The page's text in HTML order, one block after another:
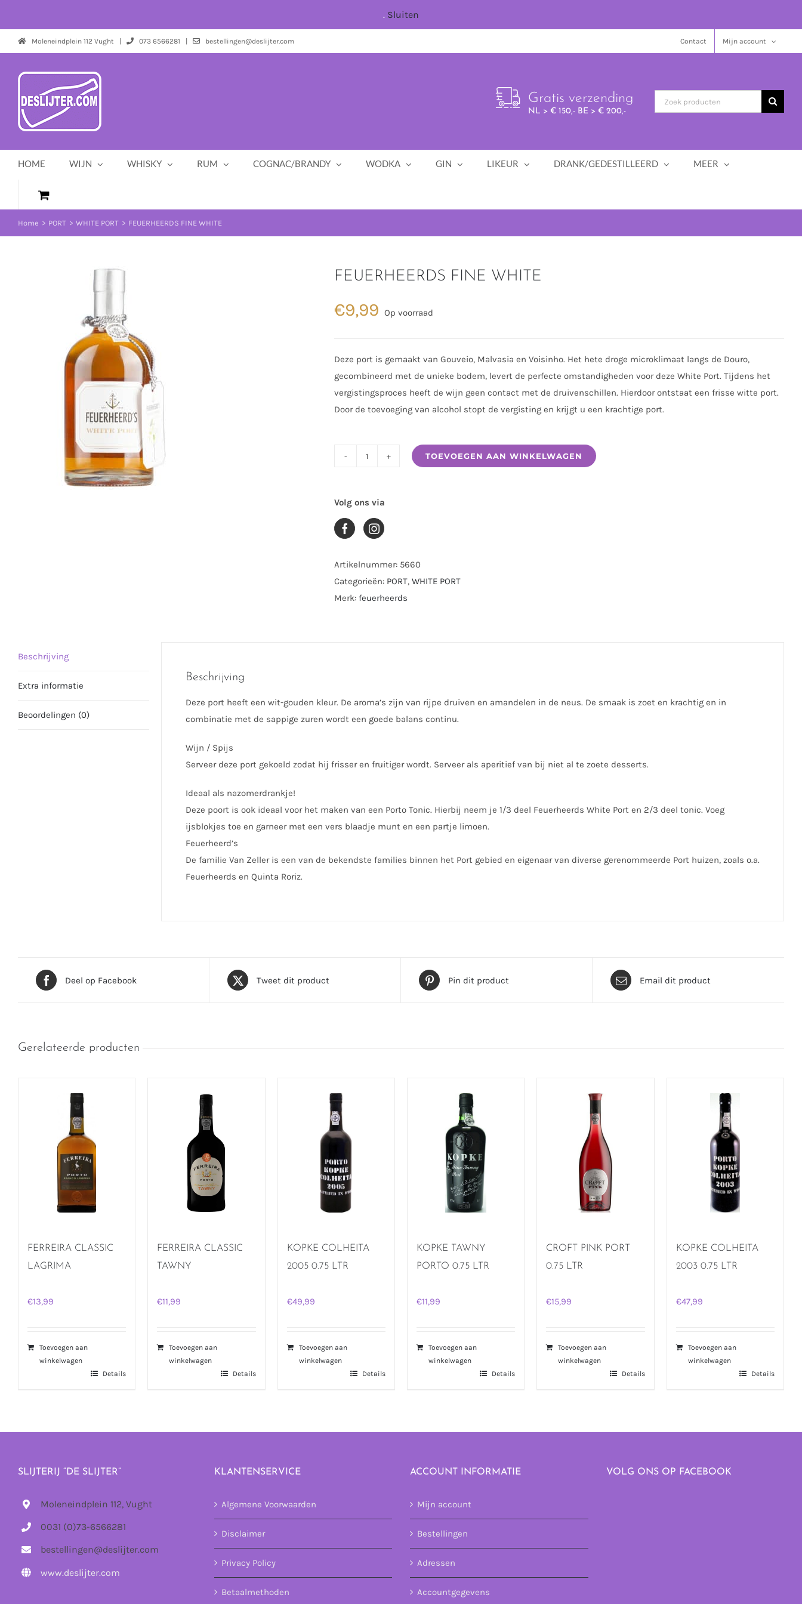
. Sluiten
inhoud Moleneindplein 112 Vught | 073 6566281 | bestellingen@deslijter.com Contact Mijn account
Gratis verzending
NL > € 150,- BE > € 200,-
HOME WIJN WHISKY RUM COGNAC/BRANDY WODKA GIN LIKEUR DRANK/GEDESTILLEERD MEER
Home PORT WHITE PORT FEUERHEERDS FINE WHITE
FEUERHEERDS FINE WHITE
€9,99 Op voorraad
Deze port is gemaakt van Gouveio, Malvasia en Voisinho. Het hete droge microklimaat langs de Douro,
gecombineerd met de unieke bodem, levert de perfecte omstandigheden voor deze White Port. Tijdens het
vergistingsproces heeft de wijn geen contact met de druivenschillen. Hierdoor ontstaat een frisse witte port.
Door de toevoeging van alcohol stopt de vergisting en krijgt u een krachtige port.
FEUERHEERDS
WHITE
TOEVOEGEN AAN WINKELWAGEN
Volg ons via
Artikelnummer: 5660
Categorieën: PORT, WHITE PORT
Merk: feuerheerds
Beschrijving
Extra informatie
Beoordelingen (0)
Beschrijving
Deze port heeft een wit-gouden kleur. De aroma’s zijn van rijpe druiven en amandelen in de neus. De smaak is zoet en krachtig en in
combinatie met de sappige zuren wordt een goede balans continu.
Wijn / Spijs
Serveer deze port gekoeld zodat hij frisser en fruitiger wordt. Serveer als aperitief van bij niet al te zoete desserts.
Ideaal als nazomerdrankje!
Deze poort is ook ideaal voor het maken van een Porto Tonic. Hierbij neem je 1/3 deel Feuerheerds White Port en 2/3 deel tonic. Voeg
ijsblokjes toe en garneer met een vers blaadje munt en een partje limoen.
Feuerheerd’s
De familie Van Zeller is een van de bekendste families binnen het Port gebied en eigenaar van diverse gerenommeerde Port huizen, zoals o.a.
Feuerheerds en Quinta Roriz.
Deel op Facebook Tweet dit product Pin dit product Email dit product
Gerelateerde producten
FERREIRA CLASSIC
LAGRIMA
€13,99
Toevoegen aan
winkelwagen
Details
FERREIRA CLASSIC
TAWNY
€11,99
Toevoegen aan
winkelwagen
Details
KOPKE COLHEITA
2005 0.75 LTR
€49,99
Toevoegen aan
winkelwagen
Details
KOPKE TAWNY
PORTO 0.75 LTR
€11,99
Toevoegen aan
winkelwagen
Details
CROFT PINK PORT
0.75 LTR
€15,99
Toevoegen aan
winkelwagen
Details
KOPKE COLHEITA
2003 0.75 LTR
€47,99
Toevoegen aan
winkelwagen
Details
SLIJTERIJ “DE SLIJTER”
Moleneindplein 112, Vught
0031 (0)73-6566281
bestellingen@deslijter.com
www.deslijter.com
KLANTENSERVICE
Algemene Voorwaarden
Disclaimer
Privacy Policy
Betaalmethoden
ACCOUNT INFORMATIE
Mijn account
Bestellingen
Adressen
Accountgegevens
VOLG ONS OP FACEBOOK